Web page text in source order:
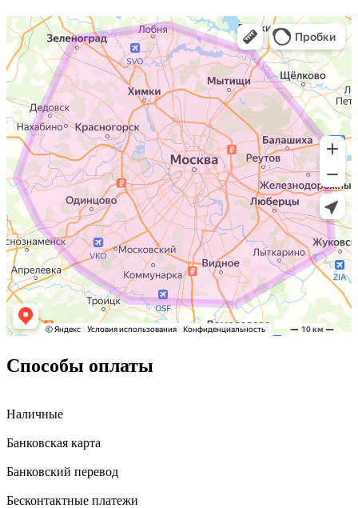
Способы оплаты
Наличные
Банковская карта
Банковский перевод
Бесконтактные платежи